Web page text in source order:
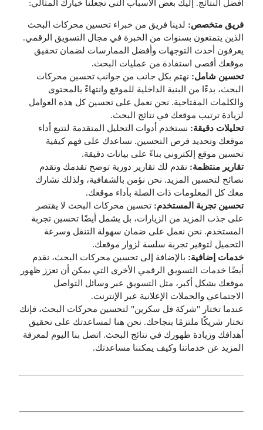
أفضل النتائج. إليك بعض الأسباب التي تجعلنا خيارك المثالي:
فريق متخصص: لدينا فريق من خبراء تحسين محركات البحث
الذين يتمتعون بسنوات من الخبرة في مجال التسويق الرقمي.
يعرفون أحدث التوجهات وأفضل الممارسات لضمان تحقيق
موقعك أقصى استفادة من عمليات البحث.
تحسين شامل: نهتم بكل جانب من جوانب تحسين محركات
البحث، بدءًا من البنية الداخلية للموقع وانتهاءً بالمحتوى
والكلمات المفتاحية. نحن نعمل على تحسين كل هذه العوامل
لزيادة ترتيب موقعك في نتائج البحث.
تحليلات دقيقة: نستخدم أدوات التحليل المتقدمة لتتبع أداء
موقعك وتحديد فرص التحسين. نساعدك على فهم كيفية
تحسين موقع إلكتروني بناءً على بيانات دقيقة.
تقارير منتظمة: نقدم لك تقارير دورية توضح تقدمك وتقدم
نصائح لتحسين المزيد. نحن نؤمن بالشفافية، ولذلك نشارك
معك كل المعلومات ذات الصلة بأداء موقعك.
تحسين تجربة المستخدم: تحسين محركات البحث لا يقتصر
على جذب المزيد من الزيارات، بل يشمل أيضًا تحسين تجربة
المستخدم. نحن نعمل على ضمان سهولة التنقل وسرعة
التحميل لتوفير تجربة سلسة لزوار موقعك.
خدمات إضافية: بالإضافة إلى تحسين محركات البحث، نقدم
أيضًا خدمات التسويق الرقمي الأخرى التي يمكن أن تعزز ظهور
موقعك بشكل أكبر، مثل التسويق عبر وسائل التواصل
الاجتماعي والحملات الإعلانية عبر الإنترنت.
عندما تختار "شركة فل سكرين" لتحسين محركات البحث، فإنك
تختار شريكًا ملتزمًا بنجاحك. نحن هنا لمساعدتك على تحقيق
أهدافك وزيادة ظهورك في نتائج البحث. اتصل بنا اليوم لمعرفة
المزيد عن خدماتنا وكيف يمكننا مساعدتك.